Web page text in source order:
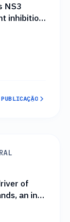
NS3
inhibition
of
an in